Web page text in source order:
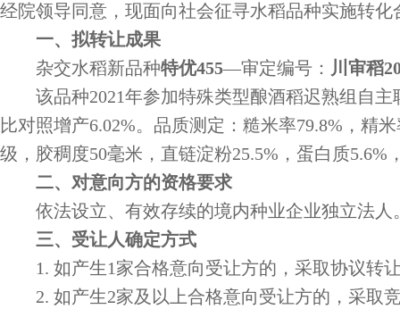
经院领导同意，现面向社会征寻水稻品种实施转
一、 拟转让成果
杂交水稻新品种特优455—审定编号： 川审稻
该品种2021年参加特殊类型酿酒稻迟熟组自
比对照增产6.02%。品质测定：糙米率79.8%，精
级，胶稠度50毫米，直链淀粉25.5%，蛋白质
二、对意向方的资格要求
依法设立、有效存续的境内种业企业独立法人
三、受让人确定方式
1. 如产生1家合格意向受让方的，采取协议转
2. 如产生2家及以上合格意向受让方的，采取